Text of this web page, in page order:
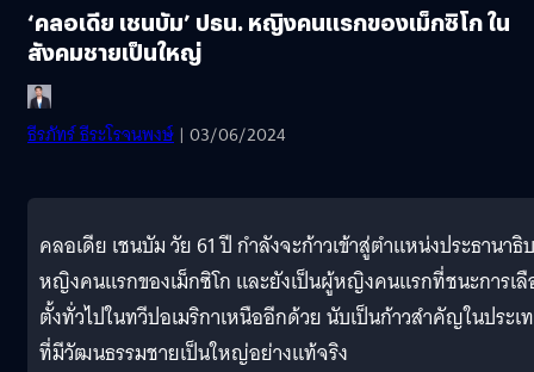
‘คลอเดีย เชนบัม’ ปธน. หญิงคนแรกของเม็กซิโก ใน
สังคมชายเป็นใหญ่
ธีรภัทร์ ธีระโรจนพงษ์ | 03/06/2024
คลอเดีย เชนบัม วัย 61 ปี กำลังจะก้าวเข้าสู่ตำแหน่งประธานาธิ
หญิงคนแรกของเม็กซิโก และยังเป็นผู้หญิงคนแรกที่ชนะการเ
ตั้งทั่วไปในทวีปอเมริกาเหนืออีกด้วย นับเป็นก้าวสำคัญในประเ
ที่มีวัฒนธรรมชายเป็นใหญ่อย่างแท้จริง